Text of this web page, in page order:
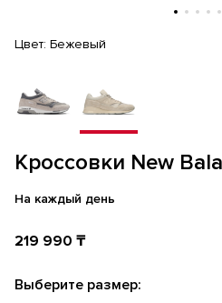
Кроссовки New
На каждый день
219 990 ₸
Цвет: Бежевый
Выберите размер: